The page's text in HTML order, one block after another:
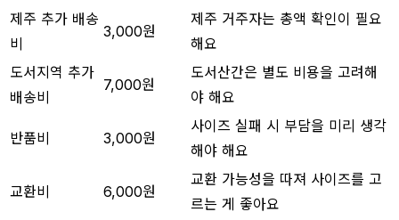
제주 추가 배송
비
3,000원
제주 거주자는 총액 확인이 필요
해요
도서지역 추가
배송비
7,000원
도서산간은 별도 비용을 고려해
야 해요
반품비 3,000원
사이즈 실패 시 부담을 미리 생각
해야 해요
교환비 6,000원
교환 가능성을 따져 사이즈를 고
르는 게 좋아요